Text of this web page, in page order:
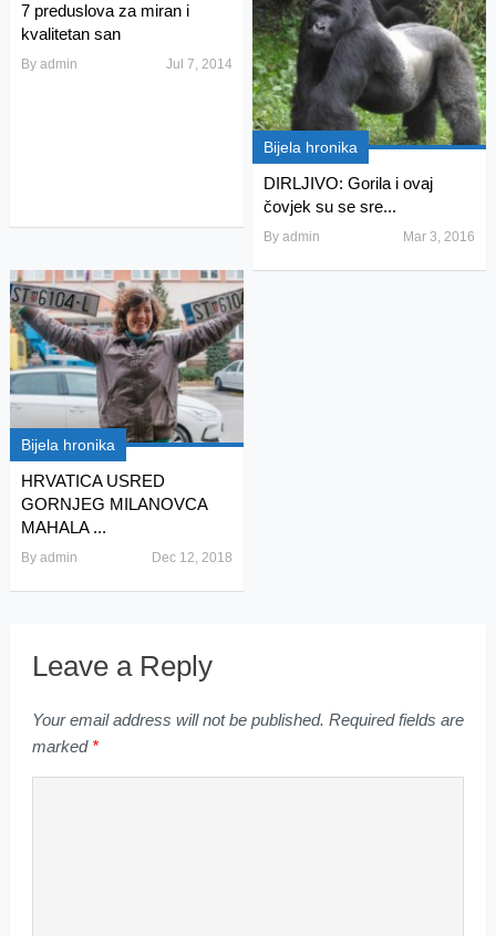
7 preduslova za miran i
kvalitetan san
By admin Jul 7, 2014
Bijela hronika
DIRLJIVO: Gorila i ovaj
čovjek su se sre...
Byadmin Mar 3, 2016
Bijela hronika
HRVATICA USRED
GORNJEG MILANOVCA
MAHALA ...
By admin Dec 12, 2018
Leave a Reply
Your email address will not be published. Required fields are
marked *